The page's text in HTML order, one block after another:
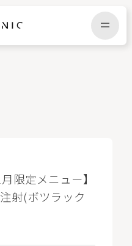
限定メニュー】
射(ボツラック
RECRUIT